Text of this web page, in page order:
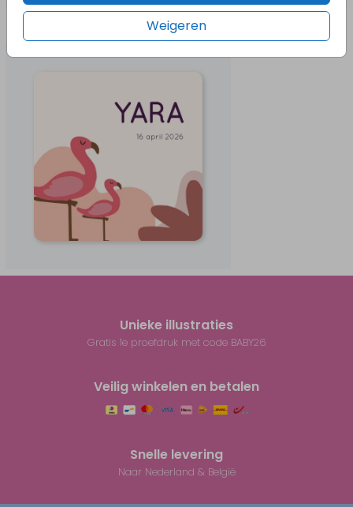
Weigeren
Meer in deze stijl
Unieke illustraties
Gratis 1e proefdruk met code BABY26
Veilig winkelen en betalen
Snelle levering
Naar Nederland & België